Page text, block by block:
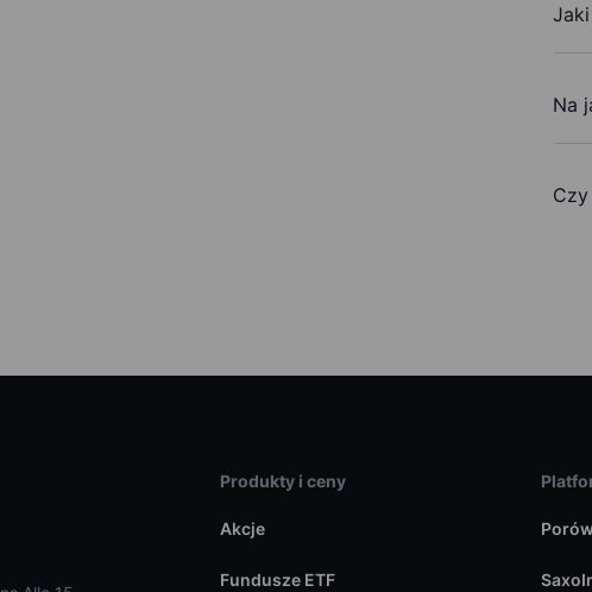
Na
Produkty i ceny
Akcje
Fundusze ETF